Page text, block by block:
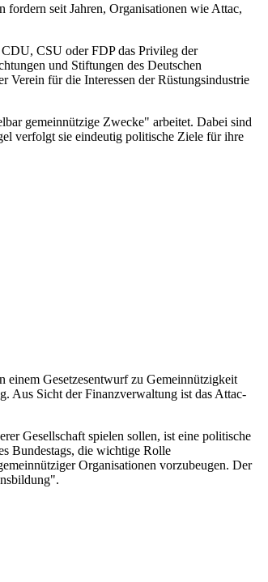
seit Jahren, Organisationen wie Attac,
CSU oder FDP das Privileg der
und Stiftungen des Deutschen
Verein für die Interessen der Rüstungsindustrie
gemeinnützige Zwecke" arbeitet. Dabei sind
verfolgt sie eindeutig politische Ziele für ihre
einem Gesetzesentwurf zu Gemeinnützigkeit
Aus Sicht der Finanzverwaltung ist das Attac-
Gesellschaft spielen sollen, ist eine politische
Bundestags, die wichtige Rolle
Organisationen vorzubeugen. Der